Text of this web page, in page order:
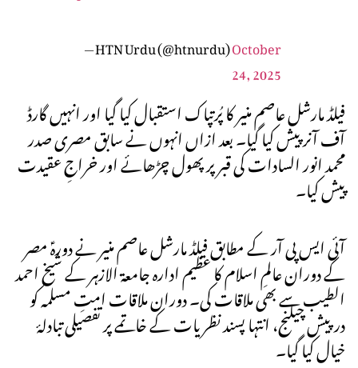
— HTN Urdu (@htnurdu)October
24, 2025
فیلڈ مارشل عاصم منیر کا پُرتپاک استقبال کیا گیا اور انہیں گارڈ
آف آنر پیش کیا گیا۔ بعد ازاں انہوں نے سابق مصری صدر
محمد انور السادات کی قبر پر پھول چڑھائے اور خراجِ عقیدت
پیش کیا۔
آئی ایس پی آر کے مطابق فیلڈ مارشل عاصم منیر نے دورہؑ مصر
کے دوران عالمِ اسلام کا عظیم ادارہ جامعۃ الازہر کے شیخ احمد
الطیب سے بھی ملاقات کی۔ دوران ملاقات امتِ مسلمہ کو
درپیش چیلنج، انتہا پسند نظریات کے خاتمے پر تفصیلی تبادلۂ
خیال کیا گیا۔